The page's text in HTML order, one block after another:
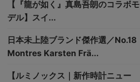
【『龍が如く』真島吾朗のコラボモ
デル】スイ...
日本未上陸ブランド傑作選／No.18
Montres Karsten Frä...
【ルミノックス｜新作時計ニュー